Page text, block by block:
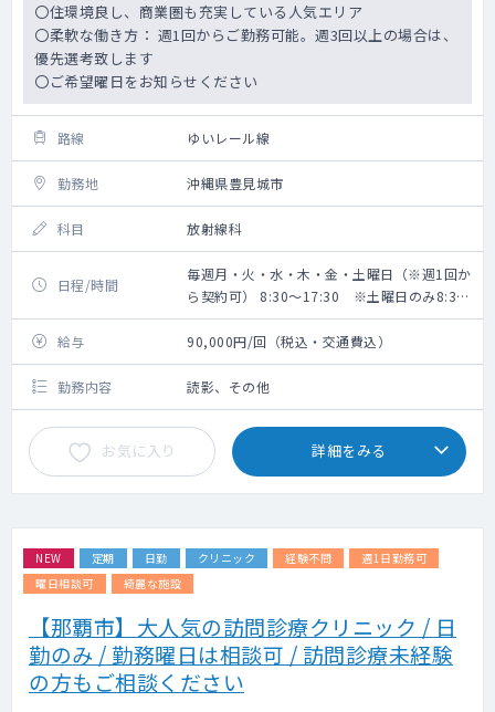
〇住環境良し、商業圏も充実している人気エリア
〇柔軟な働き方： 週1回からご勤務可能。週3回以上の場合は、
優先選考致します
〇ご希望曜日をお知らせください
路線 ゆいレール線
勤務地 沖縄県豊見城市
科目 放射線科
日程/時間
毎週月・火・水・木・金・土曜日（※週1回か
ら契約可） 8:30～17:30 ※土曜日のみ8:30
～12:30
給与
90,000円/回（税込・交通費込）
勤務内容 読影、その他
お気に入り 詳細をみる
NEW 定期 日勤 クリニック 経験不問
週1日勤務可
曜日相談可
綺麗な施設
【那覇市】大人気の訪問診療クリニック / 日
勤のみ / 勤務曜日は相談可 / 訪問診療未経験
の方もご相談ください